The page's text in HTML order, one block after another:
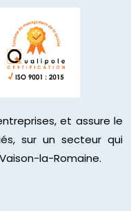
et assure le
sur un secteur qui
la-Romaine.